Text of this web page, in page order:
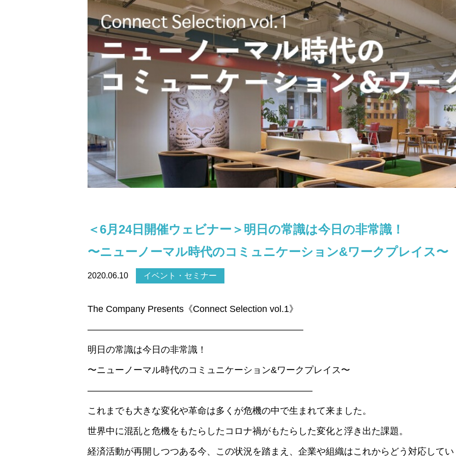
＜6月24日開催ウェビナー＞明日の常識は今日の非常識！
〜ニューノーマル時代のコミュニケーション&ワークプレイス〜
2020.06.10 イベント・セミナー
The Company Presents《Connect Selection vol.1》
———————————————————————–
明日の常識は今日の非常識！
〜ニューノーマル時代のコミュニケーション&ワークプレイス〜
————————————————————————–
これまでも大きな変化や革命は多くが危機の中で生まれて来ました。
世界中に混乱と危機をもたらしたコロナ禍がもたらした変化と浮き出た課題。
経済活動が再開しつつある今、この状況を踏まえ、企業や組織はこれからどう対応してい